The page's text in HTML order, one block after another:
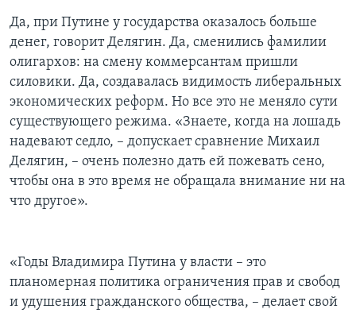
Да, при Путине у государства оказалось больше
денег, говорит Делягин. Да, сменились фамилии
олигархов: на смену коммерсантам пришли
силовики. Да, создавалась видимость либеральных
экономических реформ. Но все это не меняло сути
существующего режима. «Знаете, когда на лошадь
надевают седло, – допускает сравнение Михаил
Делягин, – очень полезно дать ей пожевать сено,
чтобы она в это время не обращала внимание ни на
что другое».
«Годы Владимира Путина у власти – это
планомерная политика ограничения прав и свобод
и удушения гражданского общества, – делает свой